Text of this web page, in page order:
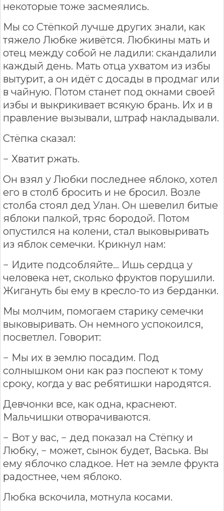
некоторые тоже засмеялись.
Мы со Стёпкой лучше других знали, как
тяжело Любке живётся. Любкины мать и
отец между собой не ладили: скандалили
каждый день. Мать отца ухватом из избы
вытурит, а он идёт с досады в продмаг или
в чайную. Потом станет под окнами своей
избы и выкрикивает всякую брань. Их и в
правление вызывали, штраф накладывали.
Стёпка сказал:
− Хватит ржать.
Он взял у Любки последнее яблоко, хотел
его в столб бросить и не бросил. Возле
столба стоял дед Улан. Он шевелил битые
яблоки палкой, тряс бородой. Потом
опустился на колени, стал выковыривать
из яблок семечки. Крикнул нам:
− Идите подсобляйте... Ишь сердца у
человека нет, сколько фруктов порушили.
Жигануть бы ему в кресло-то из берданки.
Мы молчим, помогаем старику семечки
выковыривать. Он немного успокоился,
посветлел. Говорит:
− Мы их в землю посадим. Под
солнышком они как раз поспеют к тому
сроку, когда у вас ребятишки народятся.
Девчонки все, как одна, краснеют.
Мальчишки отворачиваются.
− Вот у вас, − дед показал на Стёпку и
Любку, − может, сынок будет, Васька. Вы
ему яблочко сладкое. Нет на земле фрукта
радостнее, чем яблоко.
Любка вскочила, мотнула косами.